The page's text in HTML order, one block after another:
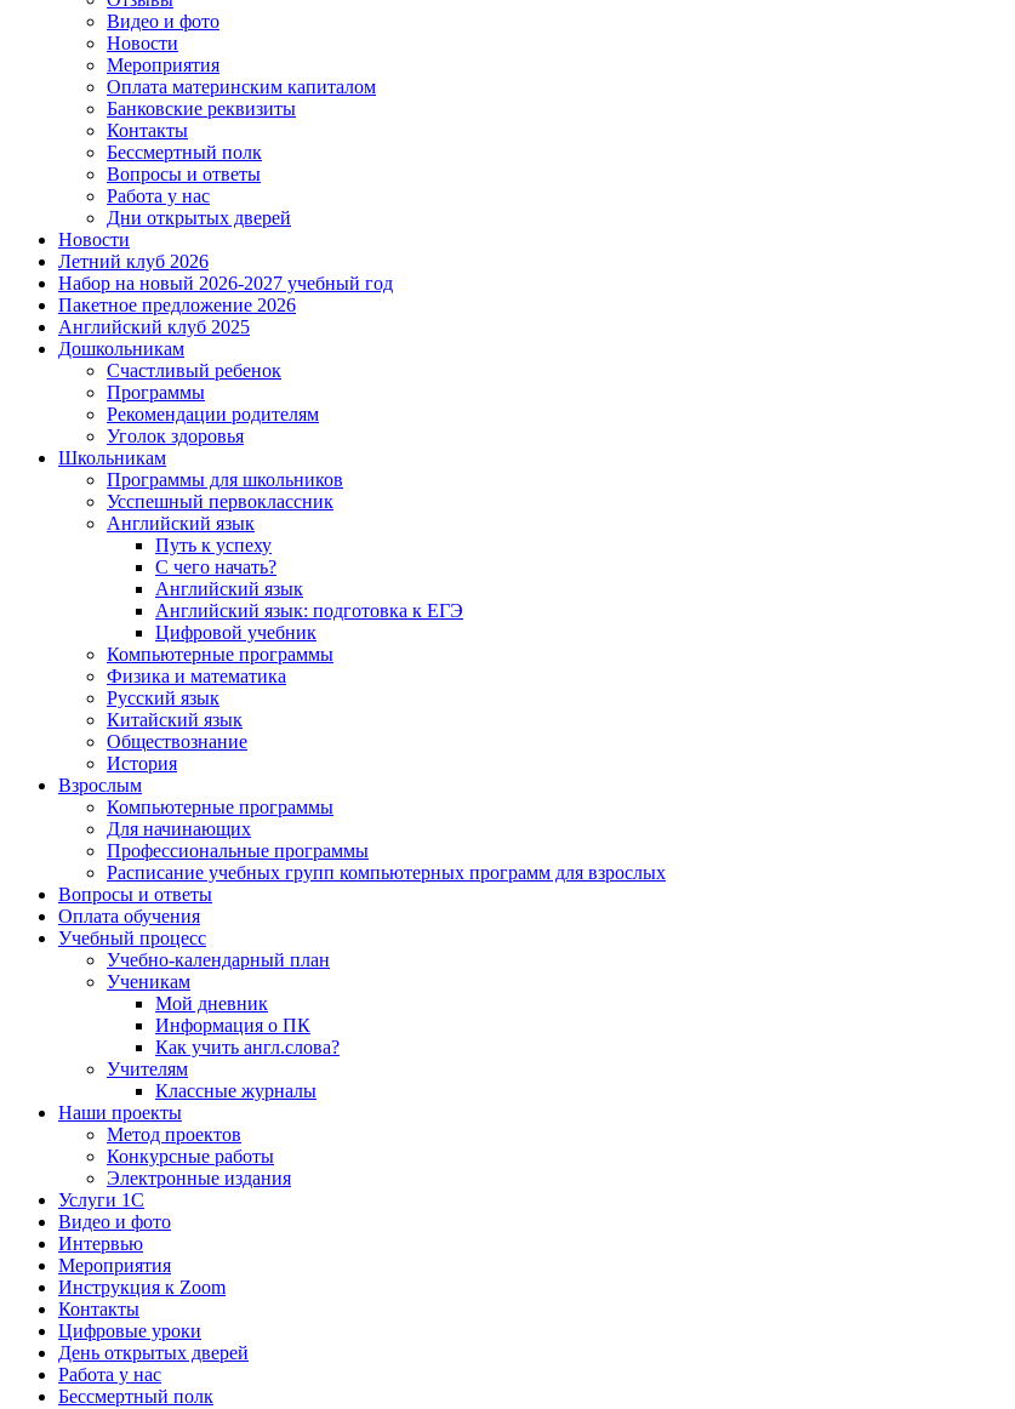
Видео и фото
Новости
Мероприятия
Оплата материнским капиталом
Банковские реквизиты
Контакты
Бессмертный полк
Вопросы и ответы
Работа у нас
Дни открытых дверей
Новости
Летний клуб 2026
Набор на новый 2026-2027 учебный год
Пакетное предложение 2026
Английский клуб 2025
Дошкольникам
Счастливый ребенок
Программы
Рекомендации родителям
Уголок здоровья
Школьникам
Программы для школьников
Усспешный первоклассник
Английский язык
Путь к успеху
С чего начать?
Английский язык
Английский язык: подготовка к ЕГЭ
Цифровой учебник
Компьютерные программы
Физика и математика
Русский язык
Китайский язык
Обществознание
История
Взрослым
Компьютерные программы
Для начинающих
Профессиональные программы
Расписание учебных групп компьютерных программ для взрослых
Вопросы и ответы
Оплата обучения
Учебный процесс
Учебно-календарный план
Ученикам
Мой дневник
Информация о ПК
Как учить англ.слова?
Учителям
Классные журналы
Наши проекты
Метод проектов
Конкурсные работы
Электронные издания
Услуги 1C
Видео и фото
Интервью
Мероприятия
Инструкция к Zoom
Контакты
Цифровые уроки
День открытых дверей
Работа у нас
Бессмертный полк